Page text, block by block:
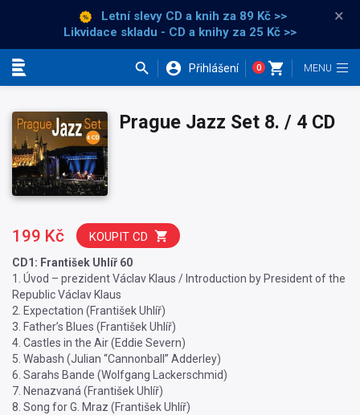
Letní slevy CD a knih za 89 Kč >>
Likvidace skladu - CD a knihy za 25 Kč >>
×
Přihlášení 0
Prague Jazz Set 8. / 4 CD
CD1: František Uhlíř 60
1. Úvod – prezident Václav Klaus / Introduction by President of the
Republic Václav Klaus
2. Expectation (František Uhlíř)
3. Father’s Blues (František Uhlíř)
4. Castles in the Air (Eddie Severn)
5. Wabash (Julian “Cannonball” Adderley)
6. Sarahs Bande (Wolfgang Lackerschmid)
7. Nenazvaná (František Uhlíř)
8. Song for G. Mraz (František Uhlíř)
199 Kč KOUPIT CD